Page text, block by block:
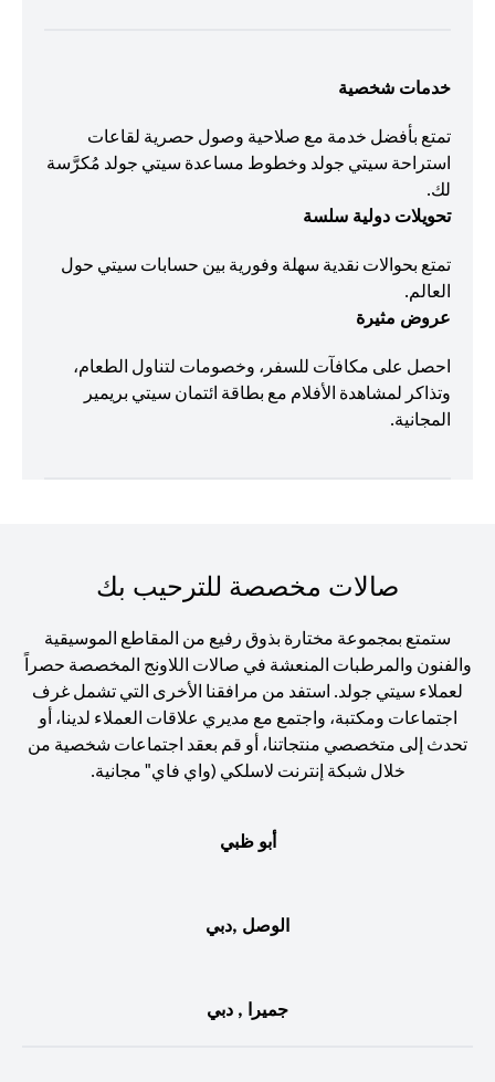
خدمات شخصية
تمتع بأفضل خدمة مع صلاحية وصول حصرية لقاعات
استراحة سيتي جولد وخطوط مساعدة سيتي جولد مُكرَّسة
لك.
تحويلات دولية سلسة
تمتع بحوالات نقدية سهلة وفورية بين حسابات سيتي حول
العالم.
عروض مثيرة
احصل على مكافآت للسفر، وخصومات لتناول الطعام،
وتذاكر لمشاهدة الأفلام مع بطاقة ائتمان سيتي بريمير
المجانية.
صالات مخصصة للترحيب بك
ستمتع بمجموعة مختارة بذوق رفيع من المقاطع الموسيقية
والفنون والمرطبات المنعشة في صالات اللاونج المخصصة حصراً
لعملاء سيتي جولد. استفد من مرافقنا الأخرى التي تشمل غرف
اجتماعات ومكتبة، واجتمع مع مديري علاقات العملاء لدينا، أو
تحدث إلى متخصصي منتجاتنا، أو قم بعقد اجتماعات شخصية من
خلال شبكة إنترنت لاسلكي (واي فاي" مجانية.
أبو ظبي
الوصل ,دبي
جميرا , دبي